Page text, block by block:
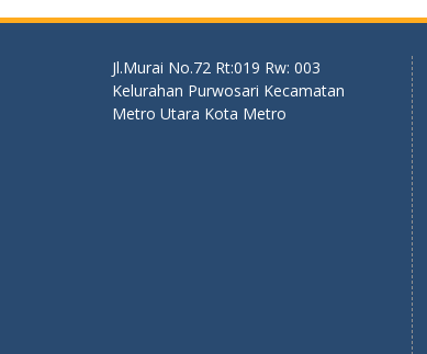
Jl.Murai No.72 Rt:019 Rw: 003
Kelurahan Purwosari Kecamatan
Metro Utara Kota Metro